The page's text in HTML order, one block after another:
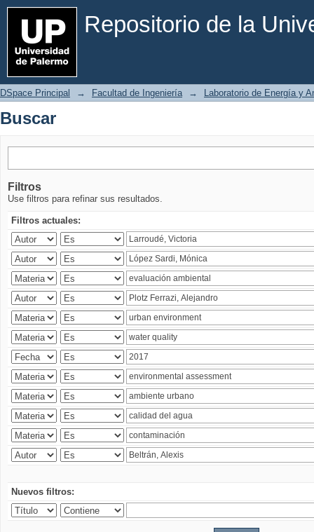
Repositorio de la
Buscar
DSpace Principal → Facultad de Ingeniería → Laboratorio de Energía y
Buscar
Filtros
Use filtros para refinar sus resultados.
Filtros actuales:
Nuevos filtros: